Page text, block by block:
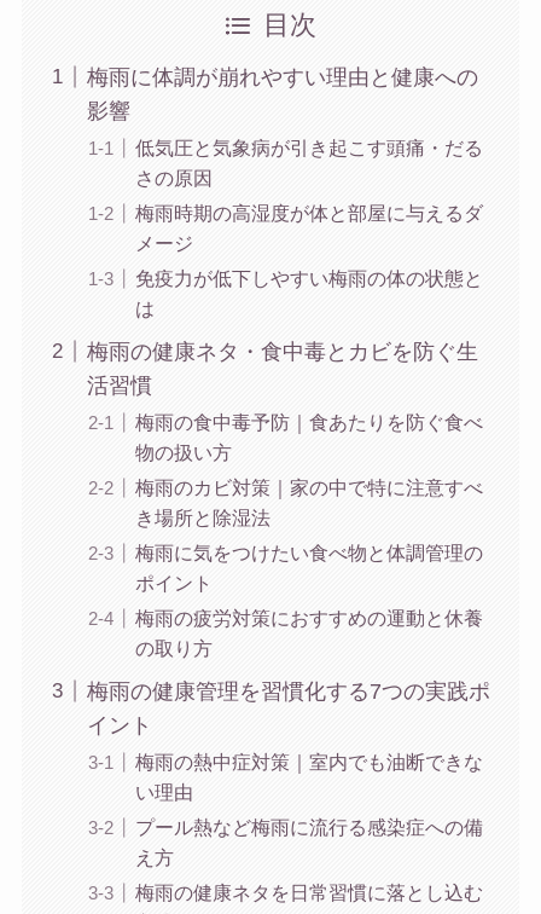
目次
梅雨に体調が崩れやすい理由と健康への
影響
低気圧と気象病が引き起こす頭痛・だる
さの原因
梅雨時期の高湿度が体と部屋に与えるダ
メージ
免疫力が低下しやすい梅雨の体の状態と
は
梅雨の健康ネタ・食中毒とカビを防ぐ生
活習慣
梅雨の食中毒予防｜食あたりを防ぐ食べ
物の扱い方
梅雨のカビ対策｜家の中で特に注意すべ
き場所と除湿法
梅雨に気をつけたい食べ物と体調管理の
ポイント
梅雨の疲労対策におすすめの運動と休養
の取り方
梅雨の健康管理を習慣化する7つの実践ポ
イント
梅雨の熱中症対策｜室内でも油断できな
い理由
プール熱など梅雨に流行る感染症への備
え方
梅雨の健康ネタを日常習慣に落とし込む